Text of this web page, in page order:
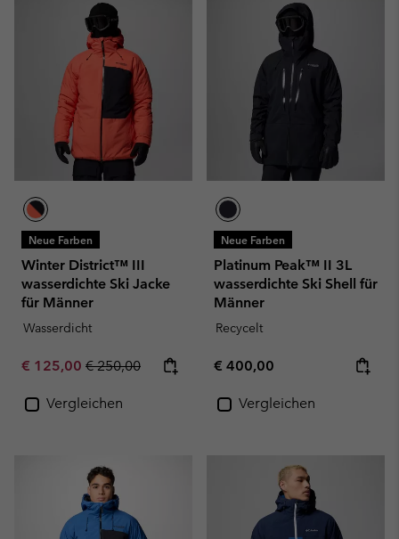
Neue Farben
Winter District™ III
wasserdichte Ski Jacke
für Männer
Wasserdicht
Sale price:
€ 125,00 Regular price:
€ 250,00
Vergleichen
Neue Farben
Platinum Peak™ II 3L
wasserdichte Ski Shell für
Männer
Recycelt
Regular price:
€ 400,00
Vergleichen